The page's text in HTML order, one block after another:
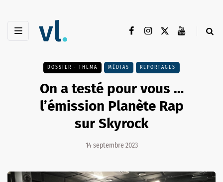
DOSSIER - THEMA MÉDIAS REPORTAGES
On a testé pour vous …
l’émission Planète Rap
sur Skyrock
14 septembre 2023